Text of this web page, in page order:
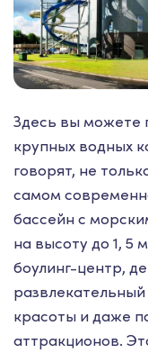
Здесь вы можете
крупных водных
говорят, не
самом
бассейн с
на высоту до 1, 5
боулинг-центр,
красоты и даже
аттракционов.